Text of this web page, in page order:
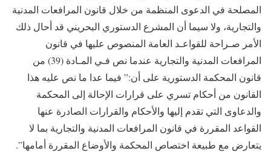
المصلحة في الدعوى المنظمة من خلال قانون المرافعات المدنية
والتجارية، ولا سيما أن المشرع الدستوري البحريني قد أحال ذلك
الأمر صـراحة للقواعـد العامة المنصوص عليها في قانون
المرافعات المدنية والتجارية عندما نص فـي المـادة (39) من
قانون المحكمة الدستورية على أن:” فيما عدا ما نص عليه هذا
القانون من أحكام تسري على قرارات الإحالة إلى المحكمة
والدعاوى التي تقدم إليها والأحكام والقرارات الصادرة عنها
القواعد المقررة في قانون المرافعات المدنية والتجارية بما لا
يتعارض مع طبيعة اختصاص المحكمة والأوضاع المقررة أمامها”.